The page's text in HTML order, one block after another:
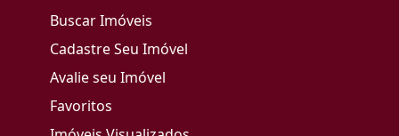
Buscar Imóveis
Cadastre Seu Imóvel
Avalie seu Imóvel
Favoritos